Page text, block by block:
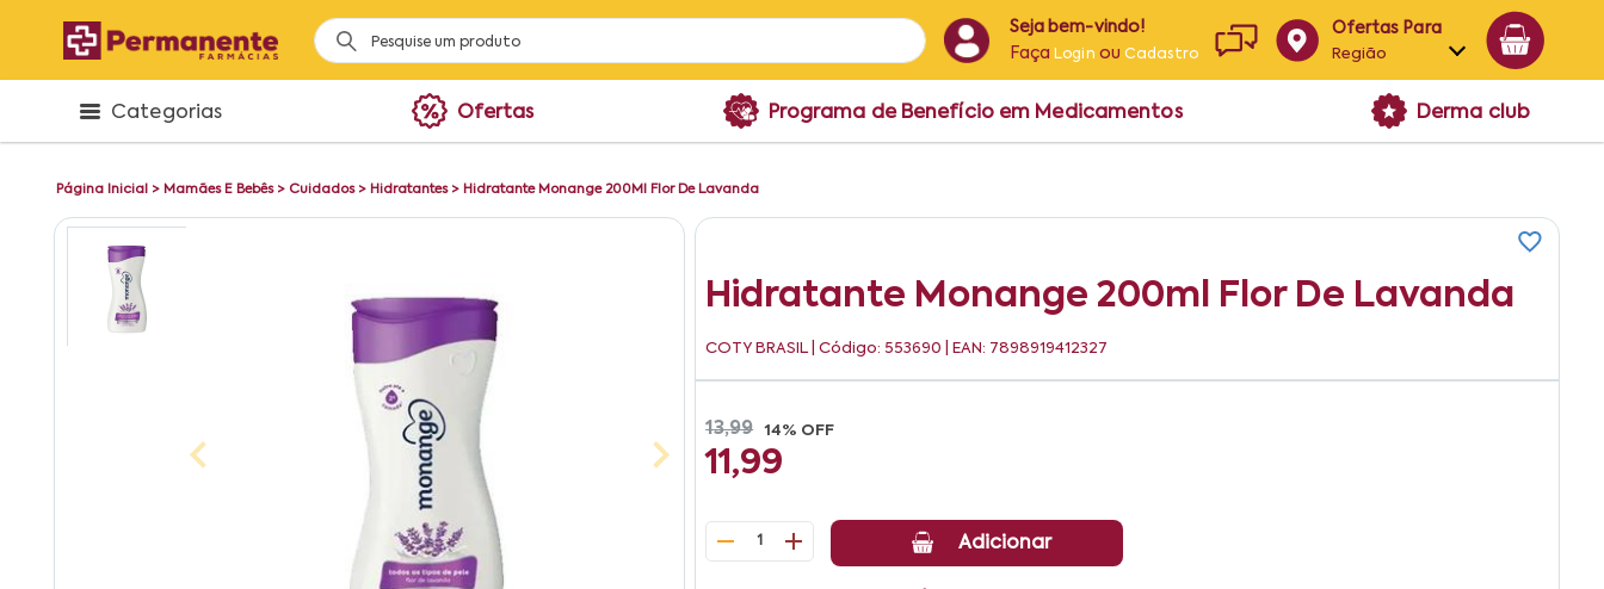
Seja bem-vindo!
Faça Login ouCadastro
Ofertas Para
Região
Alagoas
Categorias Ofertas Programa de Benefício em Medicamentos Derma club
Página Inicial > Mamães E Bebês> Cuidados> Hidratantes> Hidratante Monange 200Ml Flor De Lavanda
Hidratante Monange 200ml Flor De Lavanda
COTY BRASIL | Código: 553690 | EAN: 7898919412327
13,99 14% OFF
11,99
1 Adicionar